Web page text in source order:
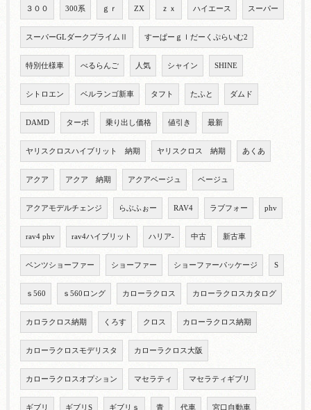
３００ 300系 ｇｒ ZX ｚｘ ハイエース スーパー
スーパーGLダークプライムⅡ すーぱーｇｌだーくぷらいむ2
特別仕様車 べるらんご 人気 シャイン SHINE
シトロエン ベルランゴ新車 タフト たふと ダムド
DAMD ターボ 乗り出し価格 値引き 最新
ヤリスクロスハイブリット 納期 ヤリスクロス 納期 あくあ
アクア アクア 納期 アクアベージュ ベージュ
アクアモデルチェンジ らぶふぉー RAV4 ラブフォー phv
rav4 phv rav4ハイブリット ハリア- 中古 新古車
ベンツショーファー ショーファー ショーファーパッケージ S
ｓ560 ｓ560ロング カローラクロス カローラクロスカタログ
カロラクロス納期 くろす クロス カローラクロス納期
カローラクロスモデリスタ カローラクロス大阪
カローラクロスオプション マセラティ マセラティギブリ
ギブリ ギブリS ギブリｓ 青 代車 宮口自動車